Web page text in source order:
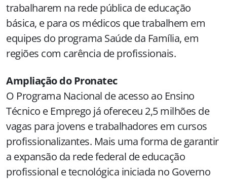
trabalharem na rede pública de educação
básica, e para os médicos que trabalhem em
equipes do programa Saúde da Família, em
regiões com carência de profissionais.
Ampliação do Pronatec
O Programa Nacional de acesso ao Ensino
Técnico e Emprego já ofereceu 2,5 milhões de
vagas para jovens e trabalhadores em cursos
profissionalizantes. Mais uma forma de garantir
a expansão da rede federal de educação
profissional e tecnológica iniciada no Governo